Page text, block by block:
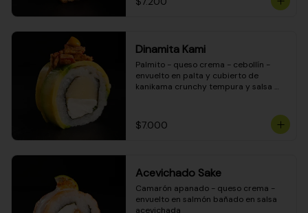
Dinamita Kami
Palmito - queso crema - cebollín -
envuelto en palta y cubierto de
kanikama crunchy tempura y salsa
$7.000
Acevichado Sake
Camarón apanado - queso crema -
envuelto en salmón bañado en salsa
acevichada